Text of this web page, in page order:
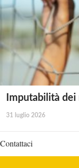
Imputabilità
31 luglio 2026
Contattaci